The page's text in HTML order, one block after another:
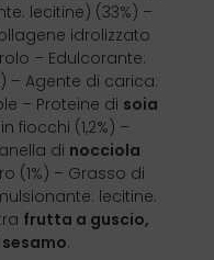
lecitine) (33%) –
idrolizzato
– Edulcorante:
– Agente di carica:
– Proteine di soia
in fiocchi (1,2%) –
di nocciola
(1%) – Grasso di
lecitine.
frutta a guscio,
.